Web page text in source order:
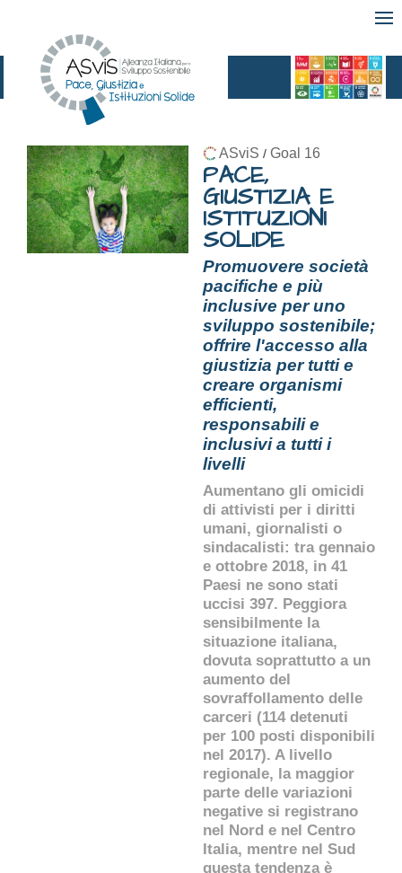
ASviS / Goal 16
PACE,
GIUSTIZIA E
ISTITUZIONI
SOLIDE
Promuovere società
pacifiche e più
inclusive per uno
sviluppo sostenibile;
offrire l'accesso alla
giustizia per tutti e
creare organismi
efficienti,
responsabili e
inclusivi a tutti i
livelli
Aumentano gli omicidi
di attivisti per i diritti
umani, giornalisti o
sindacalisti: tra gennaio
e ottobre 2018, in 41
Paesi ne sono stati
uccisi 397. Peggiora
sensibilmente la
situazione italiana,
dovuta soprattutto a un
aumento del
sovraffollamento delle
carceri (114 detenuti
per 100 posti disponibili
nel 2017). A livello
regionale, la maggior
parte delle variazioni
negative si registrano
nel Nord e nel Centro
Italia, mentre nel Sud
questa tendenza è